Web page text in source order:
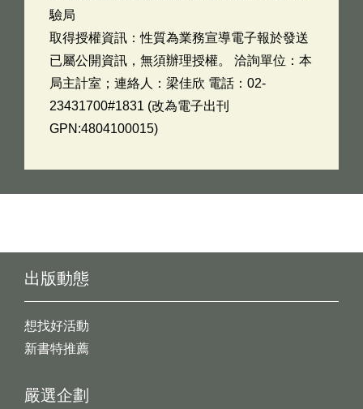
驗局
取得授權資訊：性質為業務宣導電子報於發送
已屬公開資訊，無須辦理授權。 洽詢單位：本
局主計室；連絡人：梁佳欣 電話：02-
23431700#1831 (改為電子出刊
GPN:4804100015)
出版動態
想找好活動
新書特推薦
嚴選企劃